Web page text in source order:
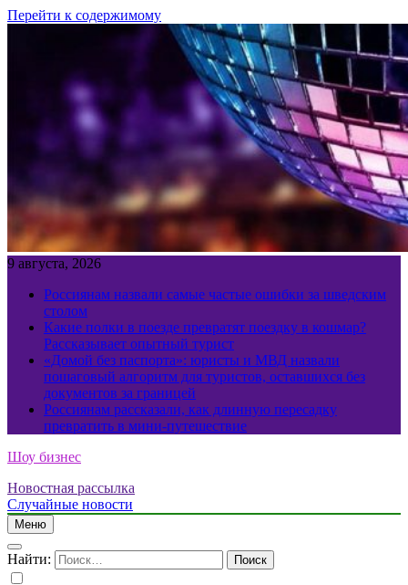
Перейти к содержимому
9 августа, 2026
Россиянам назвали самые частые ошибки за шведским
столом
Какие полки в поезде превратят поездку в кошмар?
Рассказывает опытный турист
«Домой без паспорта»: юристы и МВД назвали
пошаговый алгоритм для туристов, оставшихся без
документов за границей
Россиянам рассказали, как длинную пересадку
превратить в мини-путешествие
Шоу бизнес
Новостная рассылка
Случайные новости
Меню
Найти: